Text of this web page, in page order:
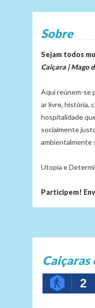
Sobre
Sejam todos
Caiçara | Mago
Aqui reúnem-se
ar livre, história,
hospitalidade
socialmente
ambientalmente
Utopia e
Participem!
Caiçaras
2